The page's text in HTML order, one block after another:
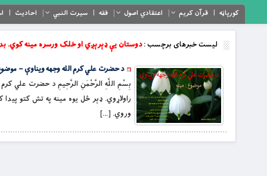
کورپاڼه قرآن کریم اعتقادي اصول فقه سیرت النبي احادیث
لیست خبرهای برچسب :دوستان یې ډېرېږي او خلک ورسره مینه کوي.
د حضرت علي کرم الله وجهه ویناوې –
بِسْمِ اللَّهِ الرَّحْمَنِ الرَّحِيمِ د حضرت علي کرم
راولاړوي. ډېر ځل یوه مینه په تش کتو
وروي. […]